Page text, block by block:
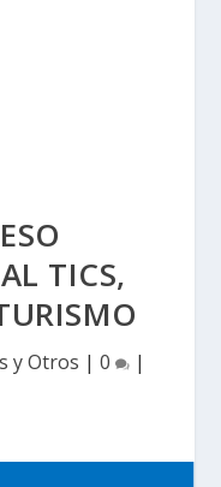
TICS,
y Otros | 0 |